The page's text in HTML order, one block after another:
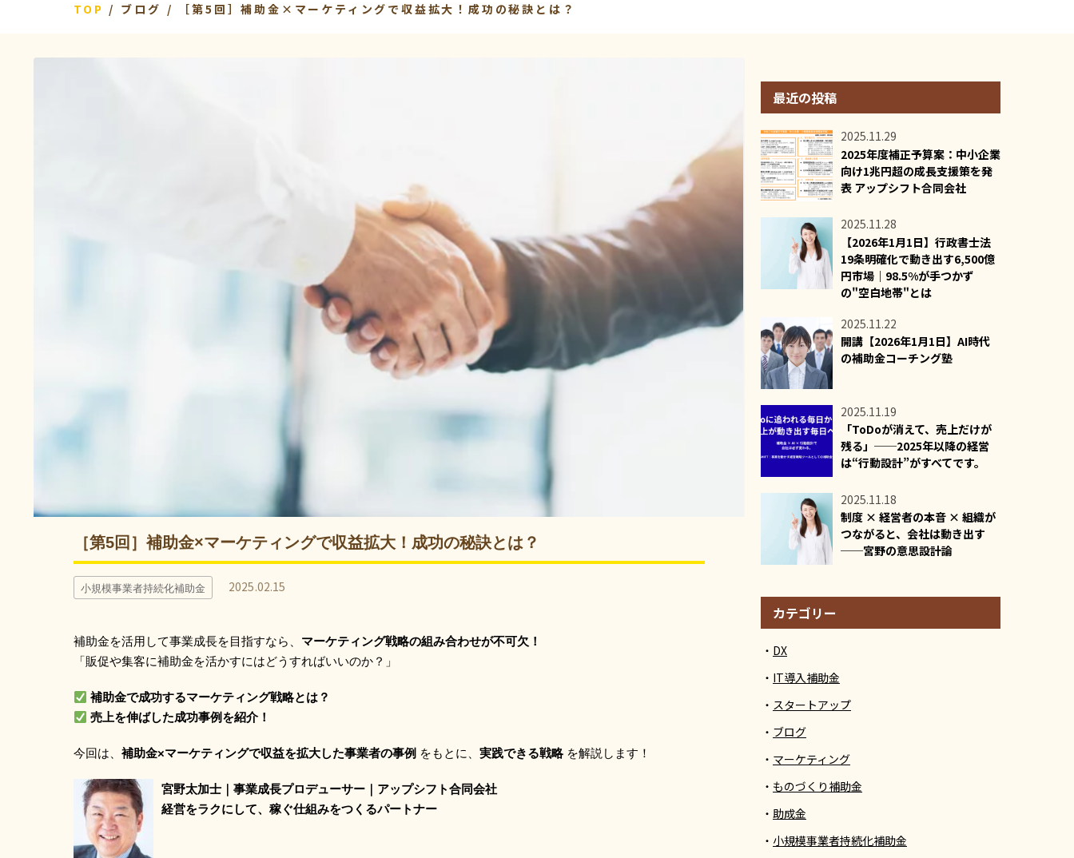
TOP ブログ ［第5回］補助金×マーケティングで収益拡大！成功の秘訣とは？
［第5回］補助金×マーケティングで収益拡大！成功の秘訣とは？
小規模事業者持続化補助金 2025.02.15
補助金を活用して事業成長を目指すなら、 マーケティング戦略の組み合わせが不可欠！
「販促や集客に補助金を活かすにはどうすればいいのか？」
補助金で成功するマーケティング戦略とは？
売上を伸ばした成功事例を紹介！
今回は、 補助金×マーケティングで収益を拡大した事業者の事例 をもとに、 実践できる戦略 を解説します！
宮野太加士｜事業成長プロデューサー｜アップシフト合同会社
経営をラクにして、稼ぐ仕組みをつくるパートナー
最近の投稿
2025.11.29
2025年度補正予算案：中小企業
向け1兆円超の成長支援策を発
表 アップシフト合同会社
2025.11.28
【2026年1月1日】行政書士法
19条明確化で動き出す6,500億
円市場｜98.5%が手つかず
の"空白地帯"とは
2025.11.22
開講【2026年1月1日】AI時代
の補助金コーチング塾
2025.11.19
「ToDoが消えて、売上だけが
残る」──2025年以降の経営
は“行動設計”がすべてです。
2025.11.18
制度 × 経営者の本音 × 組織が
つながると、会社は動き出す
──宮野の意思設計論
カテゴリー
DX
IT導入補助金
スタートアップ
ブログ
マーケティング
ものづくり補助金
助成金
小規模事業者持続化補助金